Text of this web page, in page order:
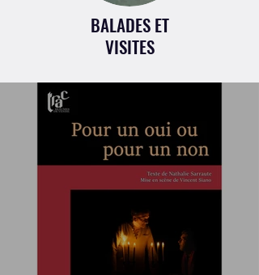
BALADES ET
VISITES